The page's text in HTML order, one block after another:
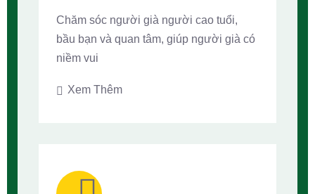
Chăm sóc người già người cao tuổi,
bầu bạn và quan tâm, giúp người già có
niềm vui
Xem Thêm